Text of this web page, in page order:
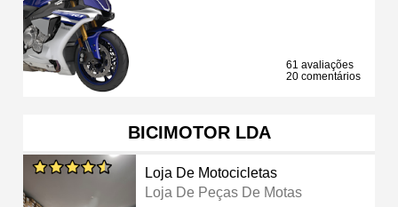
61 avaliações
20 comentários
BICIMOTOR LDA
Loja De Motocicletas
Loja De Peças De Motas